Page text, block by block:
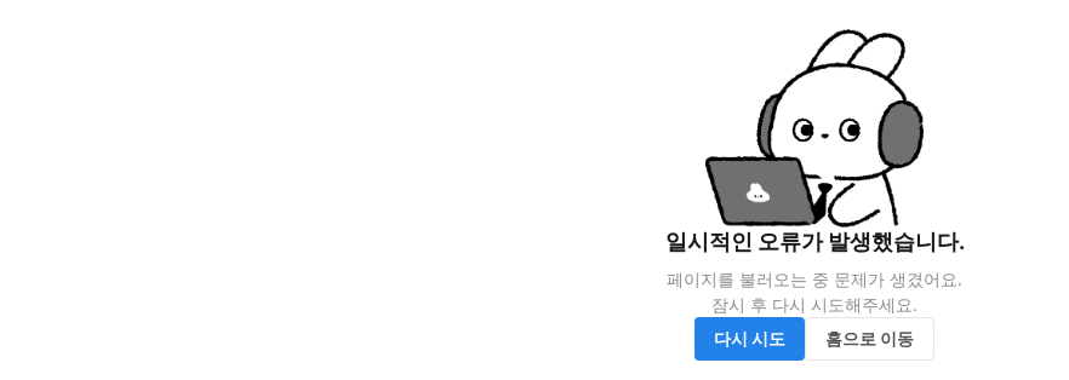
일시적인 오류가 발생했습니다.
페이지를 불러오는 중 문제가 생겼어요.
잠시 후 다시 시도해주세요.
다시 시도
홈으로 이동